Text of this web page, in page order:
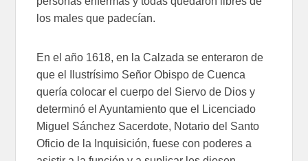
los males que padecían.
En el año 1618, en la Calzada se enteraron de
que el Ilustrísimo Señor Obispo de Cuenca
quería colocar el cuerpo del Siervo de Dios y
determinó el Ayuntamiento que el Licenciado
Miguel Sánchez Sacerdote, Notario del Santo
Oficio de la Inquisición, fuese con poderes a